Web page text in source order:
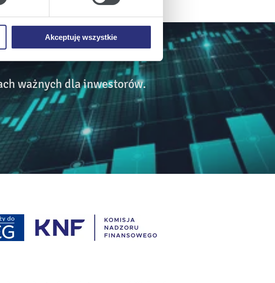
– odmowa ta nie dotyczy jednak
internetowych.
Akceptuję wszystkie
ważnych dla inwestorów.